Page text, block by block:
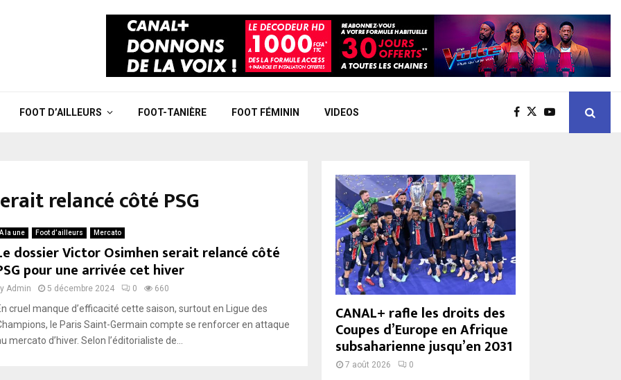
FOOT D’AILLEURS FOOT-TANIÈRE FOOT FÉMININ VIDEOS
relancé côté PSG
A la une Foot d’ailleurs Mercato
dossier Victor Osimhen serait relancé côté
pour une arrivée cet hiver
Admin 5 décembre 2024 0 660
cruel manque d’efficacité cette saison, surtout en Ligue des
le Paris Saint-Germain compte se renforcer en attaque
mercato d’hiver. Selon l’éditorialiste de...
CANAL+ rafle les droits des
Coupes d’Europe en Afrique
subsaharienne jusqu’en 2031
7 août 2026 0